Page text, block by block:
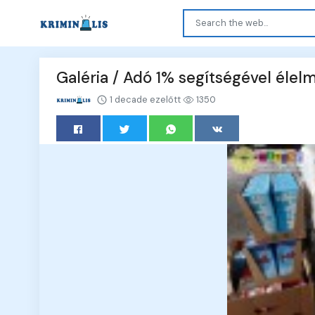
Galéria / Adó 1% segítségével
1 decade ezelőtt 1350